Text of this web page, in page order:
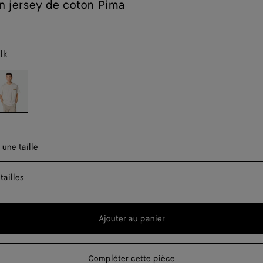
jersey de coton Pima
une taille
une taille
Ajouter
Ajouter au panier
Sélectionner
Compléter cette pièce